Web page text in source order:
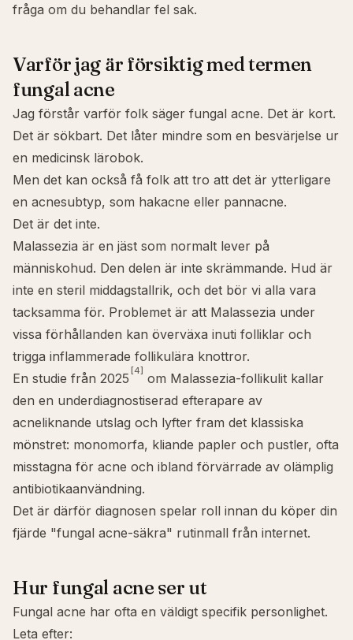
fråga om du behandlar fel sak.
Varför jag är försiktig med termen
fungal acne
Jag förstår varför folk säger fungal acne. Det är kort.
Det är sökbart. Det låter mindre som en besvärjelse ur
en medicinsk lärobok.
Men det kan också få folk att tro att det är ytterligare
en acnesubtyp, som hakacne eller pannacne.
Det är det inte.
Malassezia är en jäst som normalt lever på
människohud. Den delen är inte skrämmande. Hud är
inte en steril middagstallrik, och det bör vi alla vara
tacksamma för. Problemet är att Malassezia under
vissa förhållanden kan överväxa inuti folliklar och
trigga inflammerade follikulära knottror.
En studie från 2025 [4] om Malassezia-follikulit kallar
den en underdiagnostiserad efterapare av
acneliknande utslag och lyfter fram det klassiska
mönstret: monomorfa, kliande papler och pustler, ofta
misstagna för acne och ibland förvärrade av olämplig
antibiotikaanvändning.
Det är därför diagnosen spelar roll innan du köper din
fjärde "fungal acne-säkra" rutinmall från internet.
Hur fungal acne ser ut
Fungal acne har ofta en väldigt specifik personlighet.
Leta efter: